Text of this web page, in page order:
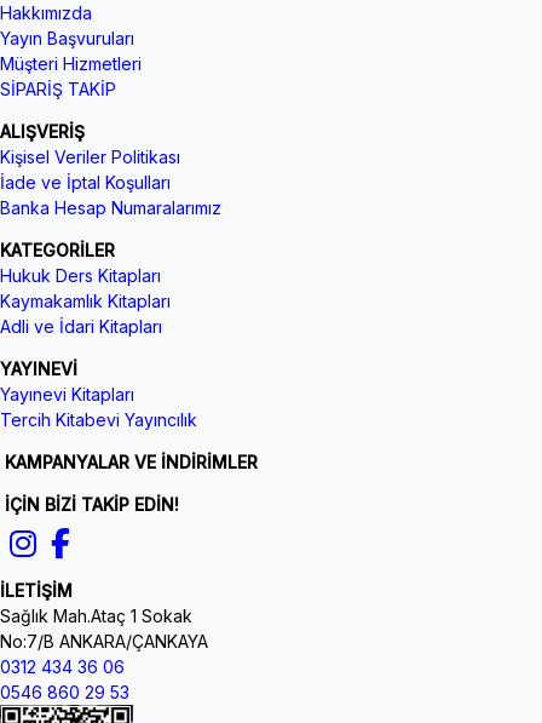
Hakkımızda
Yayın Başvuruları
Müşteri Hizmetleri
SİPARİŞ TAKİP
ALIŞVERİŞ
Kişisel Veriler Politikası
İade ve İptal Koşulları
Banka Hesap Numaralarımız
KATEGORİLER
Hukuk Ders Kitapları
Kaymakamlık Kitapları
Adli ve İdari Kitapları
YAYINEVİ
Yayınevi Kitapları
Tercih Kitabevi Yayıncılık
KAMPANYALAR VE İNDİRİMLER
İÇİN BİZİ TAKİP EDİN!
İLETİŞİM
Sağlık Mah.Ataç 1 Sokak
No:7/B ANKARA/ÇANKAYA
0312 434 36 06
0546 860 29 53